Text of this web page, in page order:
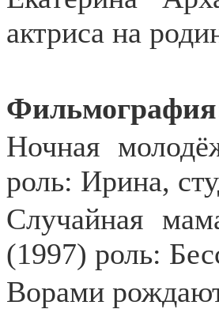
актриса на
Ночная
роль: Ирина,
Случайная
(1997) роль:
Ворами